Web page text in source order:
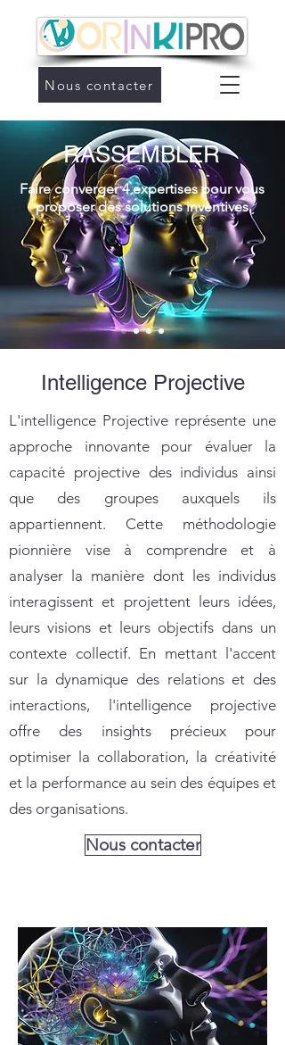
RASSEMBLER
Faire converger 4 expertises pour vous
proposer des solutions inventives
Nous contacter
Intelligence Projective
L'intelligence Projective représente une
approche innovante pour évaluer la
capacité projective des individus ainsi
que des groupes auxquels ils
appartiennent. Cette méthodologie
pionnière vise à comprendre et à
analyser la manière dont les individus
interagissent et projettent leurs idées,
leurs visions et leurs objectifs dans un
contexte collectif. En mettant l'accent
sur la dynamique des relations et des
interactions, l'intelligence projective
offre des insights précieux pour
optimiser la collaboration, la créativité
et la performance au sein des équipes et
des organisations.
Nous contacter